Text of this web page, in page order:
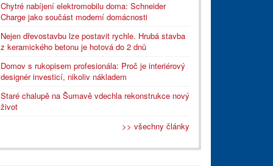
Chytré nabíjení elektromobilu doma: Schneider
Charge jako součást moderní domácnosti
Nejen dřevostavbu lze postavit rychle. Hrubá stavba
z keramického betonu je hotová do 2 dnů
Domov s rukopisem profesionála: Proč je interiérový
designér investicí, nikoliv nákladem
Staré chalupě na Šumavě vdechla rekonstrukce nový
život
>> všechny články